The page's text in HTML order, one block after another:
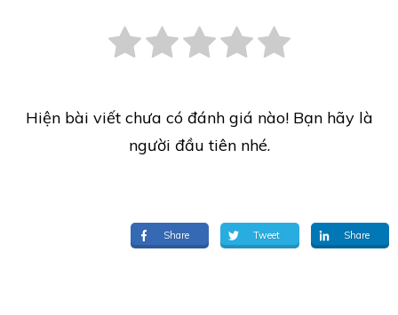
Hiện bài viết chưa có đánh giá nào! Bạn hãy là
người đầu tiên nhé.
Share Tweet Share